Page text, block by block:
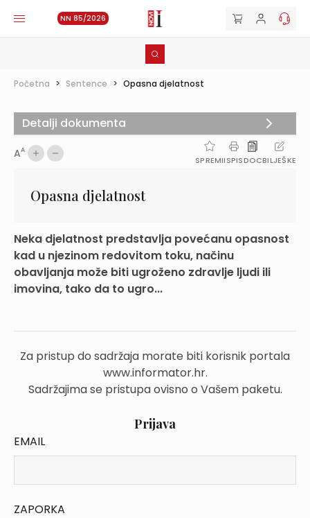
NN 85/2026
Početna > Sentence > Opasna djelatnost
AA
SPREMIISPISDOCBILJEŠKE
Opasna djelatnost
Neka djelatnost predstavlja povećanu opasnost
kad u njezinom redovitom toku, načinu
obavljanja može biti ugroženo zdravlje ljudi ili
imovina, tako da to ugro...
Za pristup do sadržaja morate biti korisnik portala
www.informator.hr.
Sadržajima se pristupa ovisno o Vašem paketu.
Prijava
EMAIL
ZAPORKA
Detalji dokumenta